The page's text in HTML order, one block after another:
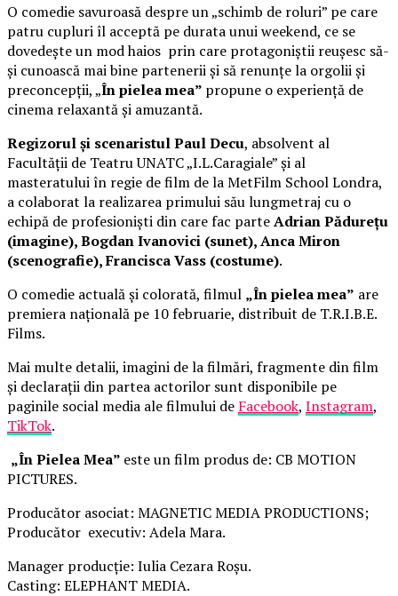
O comedie savuroasă despre un „schimb de roluri” pe care
patru cupluri îl acceptă pe durata unui weekend, ce se
dovedește un mod haios prin care protagoniștii reușesc să-
și cunoască mai bine partenerii și să renunțe la orgolii și
preconcepții, „În pielea mea” propune o experiență de
cinema relaxantă și amuzantă.
Regizorul și scenaristul Paul Decu, absolvent al
Facultății de Teatru UNATC „I.L.Caragiale” și al
masteratului în regie de film de la MetFilm School Londra,
a colaborat la realizarea primului său lungmetraj cu o
echipă de profesioniști din care fac parteAdrian Pădurețu
(imagine), Bogdan Ivanovici (sunet), Anca Miron
(scenografie), Francisca Vass (costume).
O comedie actuală și colorată, filmul „În pielea mea” are
premiera națională pe 10 februarie, distribuit de T.R.I.B.E.
Films.
Mai multe detalii, imagini de la filmări, fragmente din film
și declarații din partea actorilor sunt disponibile pe
paginile social media ale filmului de Facebook, Instagram,
TikTok.
„În Pielea Mea” este un film produs de: CB MOTION
PICTURES.
Producător asociat: MAGNETIC MEDIA PRODUCTIONS;
Producător executiv: Adela Mara.
Manager producție: Iulia Cezara Roșu.
Casting: ELEPHANT MEDIA.